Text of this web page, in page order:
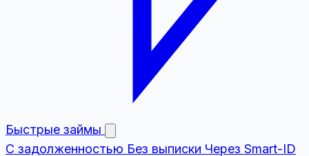
Быстрые займы
С задолженностью Без выписки Через Smart-ID